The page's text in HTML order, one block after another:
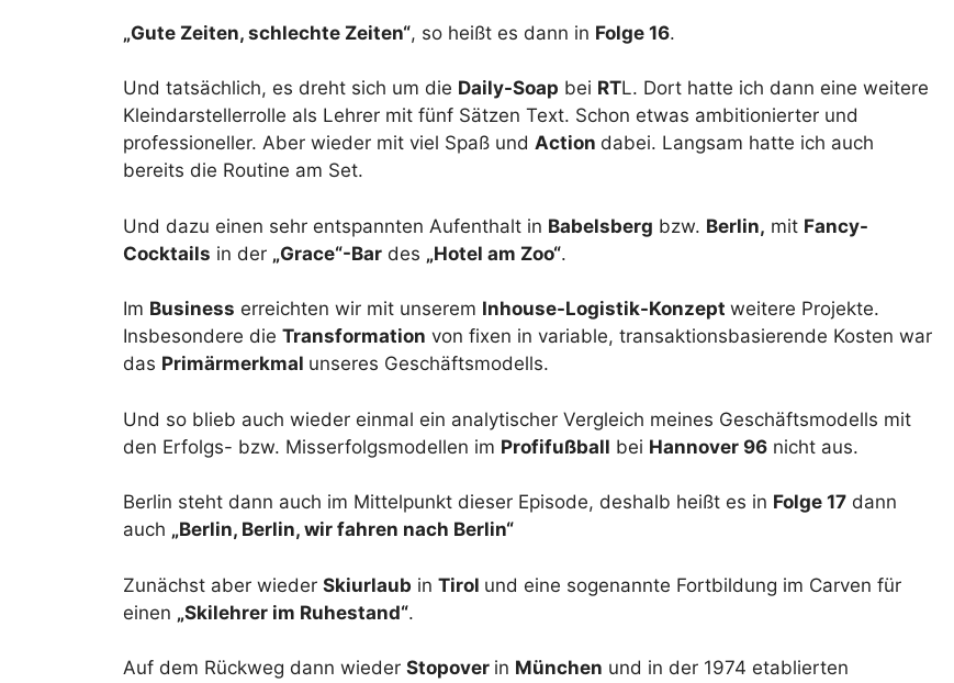
„Gute Zeiten, schlechte Zeiten“, so heißt es dann in Folge 16.
Und tatsächlich, es dreht sich um die Daily-Soap bei RTL. Dort hatte ich dann eine weitere
Kleindarstellerrolle als Lehrer mit fünf Sätzen Text. Schon etwas ambitionierter und
professioneller. Aber wieder mit viel Spaß und Action dabei. Langsam hatte ich auch
bereits die Routine am Set.
Und dazu einen sehr entspannten Aufenthalt in Babelsberg bzw. Berlin, mit Fancy-
Cocktails in der „Grace“-Bar des „Hotel am Zoo“.
Im Business erreichten wir mit unserem Inhouse-Logistik-Konzept weitere Projekte.
Insbesondere die Transformation von fixen in variable, transaktionsbasierende Kosten war
das Primärmerkmal unseres Geschäftsmodells.
Und so blieb auch wieder einmal ein analytischer Vergleich meines Geschäftsmodells mit
den Erfolgs- bzw. Misserfolgsmodellen im Profifußball bei Hannover 96 nicht aus.
Berlin steht dann auch im Mittelpunkt dieser Episode, deshalb heißt es in Folge 17 dann
auch „Berlin, Berlin, wir fahren nach Berlin“
Zunächst aber wieder Skiurlaub in Tirol und eine sogenannte Fortbildung im Carven für
einen „Skilehrer im Ruhestand“.
Auf dem Rückweg dann wieder Stopover in München und in der 1974 etablierten